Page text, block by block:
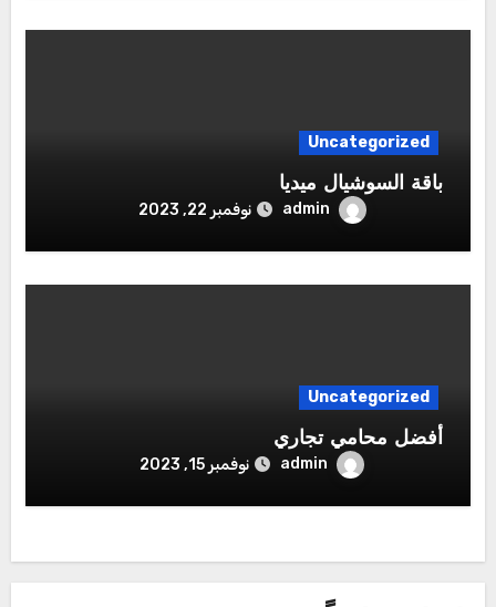
Uncategorized
باقة السوشيال ميديا
admin نوفمبر 22, 2023
Uncategorized
أفضل محامي تجاري
admin نوفمبر 15, 2023